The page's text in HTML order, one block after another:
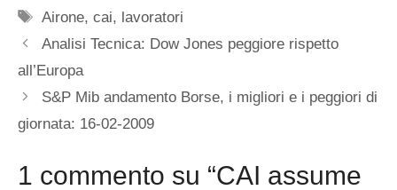
Tag
Airone,cai, lavoratori
Analisi Tecnica: Dow Jones peggiore rispetto
all’Europa
S&P Mib andamento Borse, i migliori e i peggiori di
giornata: 16-02-2009
1 commento su “CAI assume